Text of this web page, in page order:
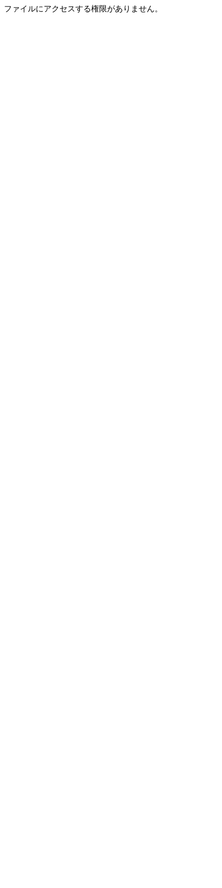
ファイルにアクセスする権限がありません。